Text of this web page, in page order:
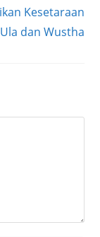
Kesetaraan
dan Wustha